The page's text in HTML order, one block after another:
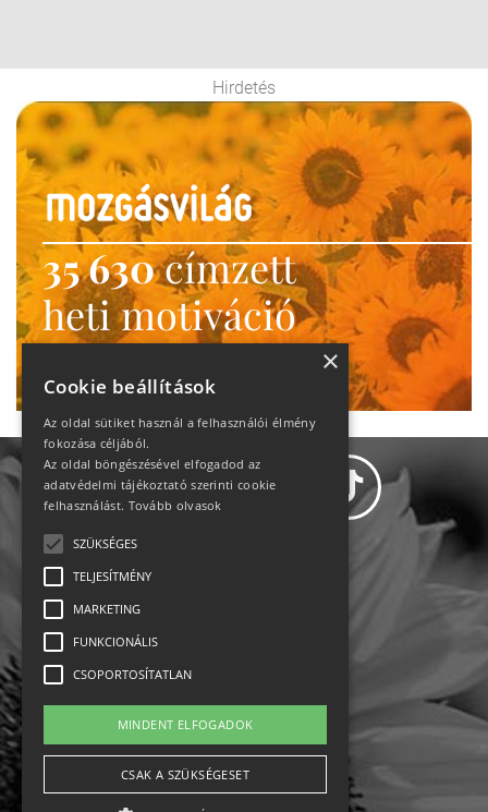
Hirdetés
35 630címzett
heti motiváció
Ne maradj le!
Impresszum-kapcsolat
Jogi nyilatkozat
Rólunk
×
Cookie beállítások
Az oldal sütiket használ a felhasználói élmény
fokozása céljából.
Az oldal böngészésével elfogadod az
adatvédelmi tájékoztató szerinti cookie
felhasználást. Tovább olvasok
SZÜKSÉGES
TELJESÍTMÉNY
MARKETING
FUNKCIONÁLIS
CSOPORTOSÍTATLAN
MINDENT ELFOGADOK
CSAK A SZÜKSÉGESET